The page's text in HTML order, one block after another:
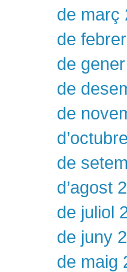
de març
de
de
de
de
de
d’agost
de juliol
de juny
de maig